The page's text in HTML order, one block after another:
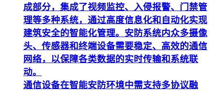
成部分，集成了视频监控、入侵报警、门禁管
理等多种系统，通过高度信息化和自动化实现
建筑安全的智能化管理。安防系统内众多摄像
头、传感器和终端设备需要稳定、高效的通信
网络，以保障各类数据的实时传输和系统联
动。
通信设备在智能安防环境中需支持多协议融